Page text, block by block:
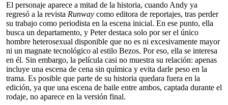
El personaje aparece a mitad de la historia, cuando Andy ya
regresó a la revista Runway como editora de reportajes, tras perder
su trabajo como periodista en la escena inicial. En ese punto, ella
busca un departamento, y Peter destaca solo por ser el único
hombre heterosexual disponible que no es ni excesivamente mayor
ni un magnate tecnológico al estilo Bezos. Por eso, ella se interesa
en él. Sin embargo, la película casi no muestra su relación: apenas
incluye una escena de cena sin química y evita darle peso en la
trama. Es posible que parte de su historia quedara fuera en la
edición, ya que una escena de baile entre ambos, captada durante el
rodaje, no aparece en la versión final.